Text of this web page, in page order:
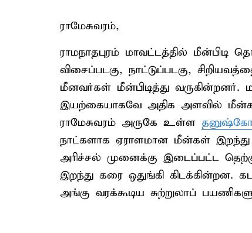
ராமேசுவரம்,
ராமநாதபுரம் மாவட்டத்தில் மீன்பிடி
விசைப்படகு, நாட்டுப்படகு,
மீனவர்கள் மீன்பிடித்து வருகின்றனர்.
இயற்கையாகவே அதிக அளவில்
ராமேசுவரம் அருகே உள்ள
நாட்களாக ஏராளமான மீன்கள் இறந்து
அரிச்சல் முனைக்கு இடைப்பட்ட
இறந்து கரை ஒதுங்கி கிடக்கின்றன.
அங்கு வரக்கூடிய சுற்றுலாப்